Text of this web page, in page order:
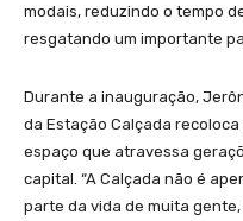
modais, reduzindo o tempo
resgatando um importante
Durante a inauguração,
da Estação Calçada
espaço que atravessa
capital. “A Calçada não é
parte da vida de muita